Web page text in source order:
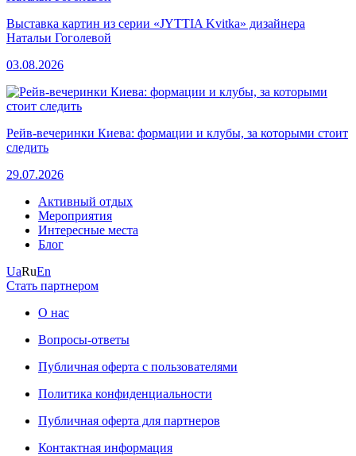
Выставка картин из серии «JYTTIA Kvitka» дизайнера
Натальи Гоголевой
03.08.2026
Рейв-вечеринки Киева: формации и клубы, за которыми стоит
следить
29.07.2026
Активный отдых
Мероприятия
Интересные места
Блог
UaRuEn
Стать партнером
О нас
Вопросы-ответы
Публичная оферта с пользователями
Политика конфиденциальности
Публичная оферта для партнеров
Контактная информация